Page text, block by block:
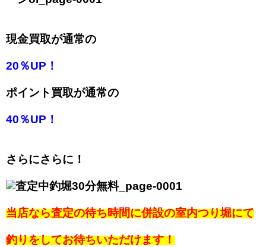
現金買取が通常の
20％UP！
ポイント買取が通常の
40％UP！
さらにさらに！
当店なら査定の待ち時間に併設の室内つり堀にて
釣りをしてお待ちいただけます！